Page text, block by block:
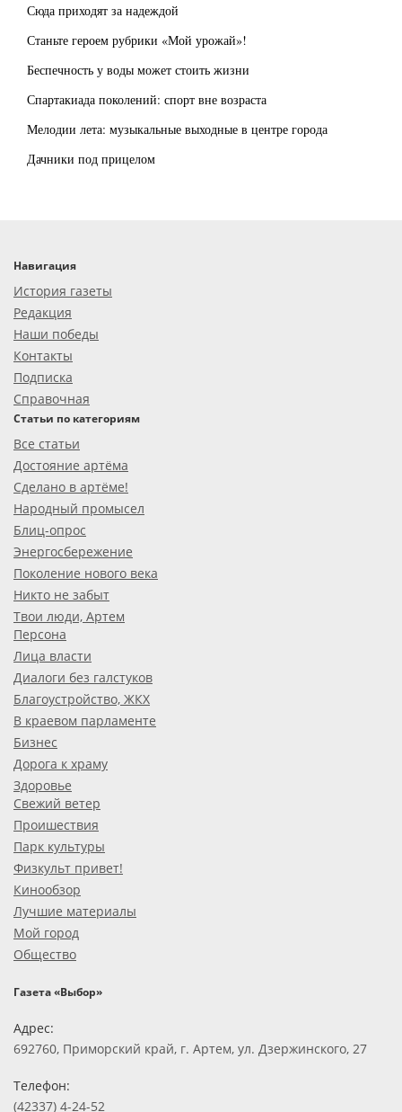
Сюда приходят за надеждой
Станьте героем рубрики «Мой урожай»!
Беспечность у воды может стоить жизни
Спартакиада поколений: спорт вне возраста
Мелодии лета: музыкальные выходные в центре города
Дачники под прицелом
Навигация
История газеты
Редакция
Наши победы
Контакты
Подписка
Справочная
Статьи по категориям
Все статьи
Достояние артёма
Сделано в артёме!
Народный промысел
Блиц-опрос
Энергосбережение
Поколение нового века
Никто не забыт
Твои люди, Артем
Персона
Лица власти
Диалоги без галстуков
Благоустройство, ЖКХ
В краевом парламенте
Бизнес
Дорога к храму
Здоровье
Свежий ветер
Проишествия
Парк культуры
Физкульт привет!
Кинообзор
Лучшие материалы
Мой город
Общество
Газета «Выбор»
Адрес:
692760, Приморский край, г. Артем, ул. Дзержинского, 27
Телефон:
(42337) 4-24-52